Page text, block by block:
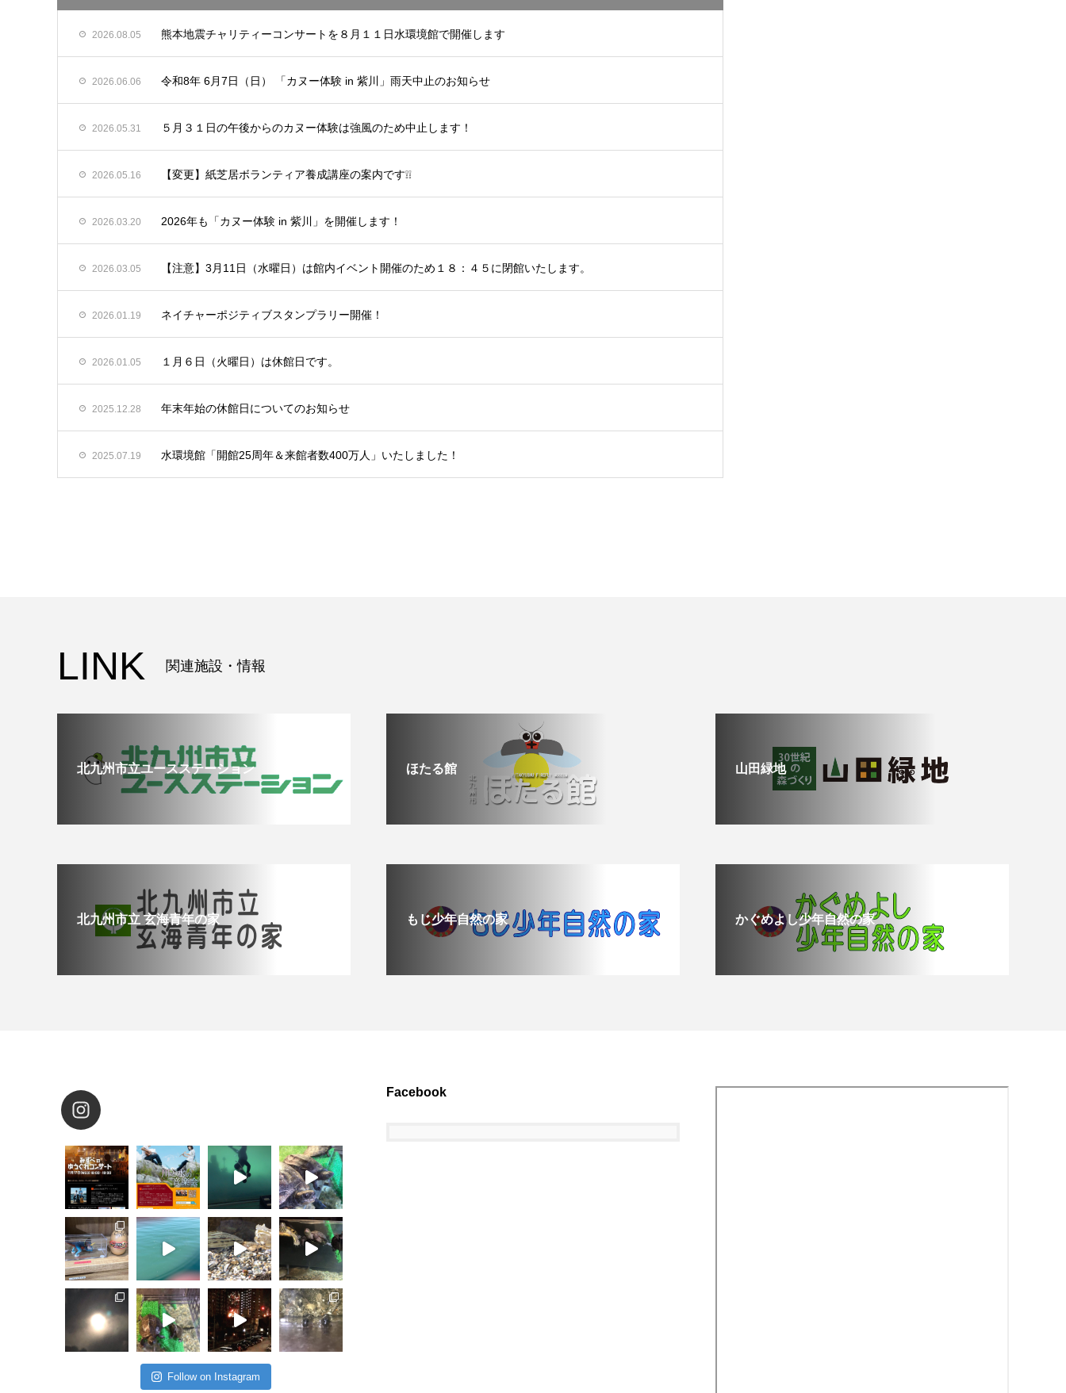
2026.08.05 熊本地震チャリティーコンサートを８月１１日水環境館で開催します
2026.06.06 令和8年 6月7日（日） 「カヌー体験 in 紫川」雨天中止のお知らせ
2026.05.31 ５月３１日の午後からのカヌー体験は強風のため中止します！
2026.05.16 【変更】紙芝居ボランティア養成講座の案内です❕❕
2026.03.20 2026年も「カヌー体験 in 紫川」を開催します！
2026.03.05 【注意】3月11日（水曜日）は館内イベント開催のため１８：４５に閉館いたします。
2026.01.19 ネイチャーポジティブスタンプラリー開催！
2026.01.05 １月６日（火曜日）は休館日です。
2025.12.28 年末年始の休館日についてのお知らせ
2025.07.19 水環境館「開館25周年＆来館者数400万人」いたしました！
LINK 関連施設・情報
北九州市立ユースステーション ほたる館 山田緑地
北九州市立 玄海青年の家 もじ少年自然の家 かぐめよし少年自然の家
Follow on Instagram
Facebook